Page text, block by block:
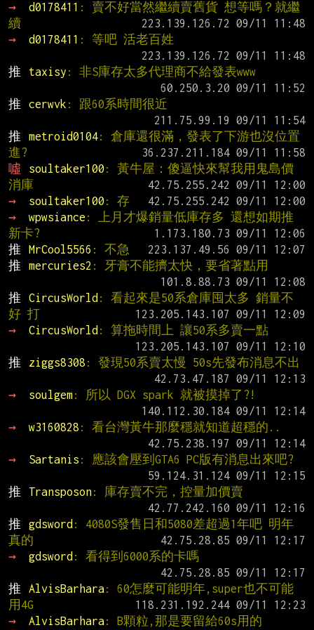
→
d0178411 : 賣不好當然繼續賣舊貨 想等嗎？就繼
續
→
d0178411 : 等吧 活老百姓
推
taxisy : 非S庫存太多代理商不給發表www
推
cerwvk : 跟60系時間很近
推
metroid0104: 倉庫還很滿，發表了下游也沒位置
進?
噓
soultaker100 : 黃牛屋：傻逼快來幫我用鬼島價
消庫
→
soultaker100 : 存
→
wpwsiance : 上月才爆銷量低庫存多 還想如期推
新卡?
推
MrCool5566 : 不急
推
mercuries2 : 牙膏不能擠太快，要省著點用
推
CircusWorld : 看起來是50系倉庫囤太多 銷量不
好 打
→
CircusWorld : 算拖時間上 讓50系多賣一點
推
ziggs8308 : 發現50系賣太慢 50s先發布消息不出
→
soulgem: 所以 DGX spark 就被摸掉了?!
→
w3160828 : 看台灣黃牛那麼穩就知道超穩的..
→
Sartanis : 應該會壓到GTA6 PC版有消息出來吧?
推
Transposon: 庫存賣不完，控量加價賣
推
gdsword : 4080S發售日和5080差超過1年吧 明年
真的
→
gdsword : 看得到6000系的卡嗎
推
AlvisBarhara: 60怎麼可能明年,super也不可能
用4G
→
AlvisBarhara: B顆粒,那是要留給60s用的